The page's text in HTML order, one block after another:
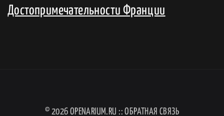
Достопримечательности Франции
© 2026 OPENARIUM.RU ::ОБРАТНАЯ СВЯЗЬ